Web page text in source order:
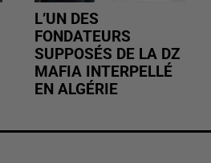
L’UN DES
FONDATEURS
SUPPOSÉS DE LA DZ
MAFIA INTERPELLÉ
EN ALGÉRIE